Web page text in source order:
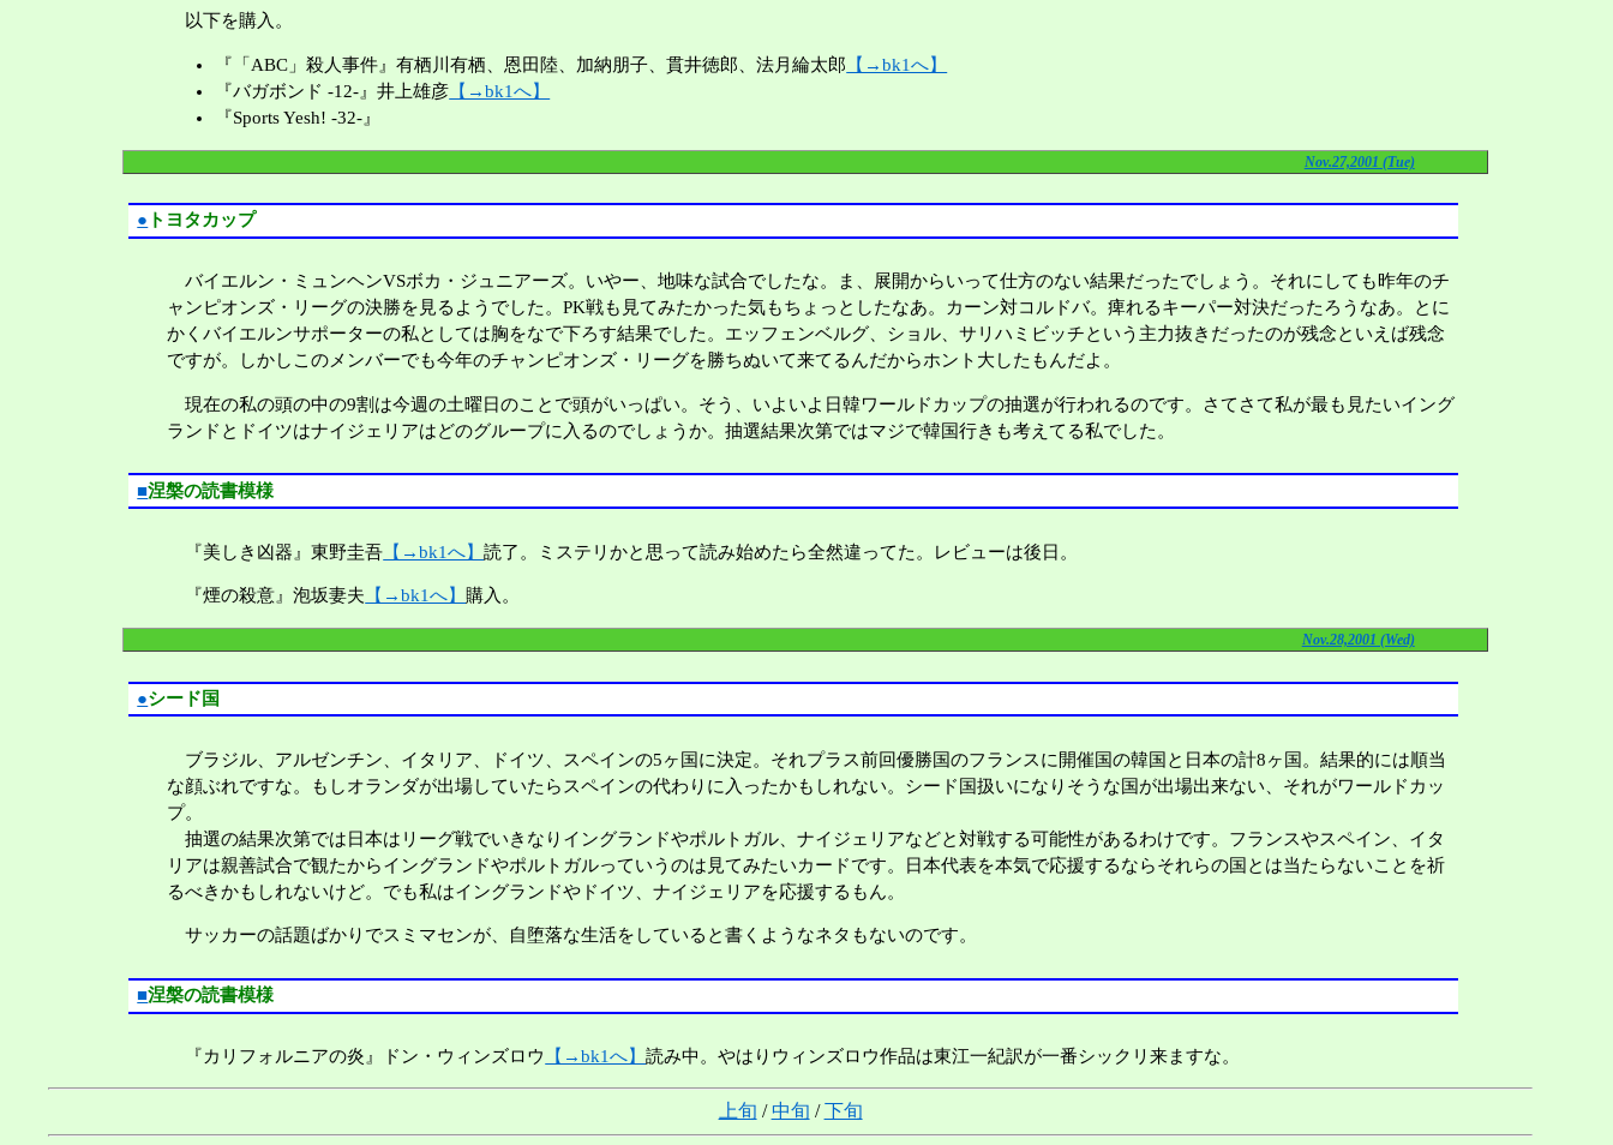
以下を購入。
『「ABC」殺人事件』有栖川有栖、恩田陸、加納朋子、貫井徳郎、法月綸太郎 【→bk1へ】
『バガボンド -12-』井上雄彦 【→bk1へ】
『Sports Yesh! -32-』
Nov.27,2001 (Tue)
● トヨタカップ
バイエルン・ミュンヘンVSボカ・ジュニアーズ。いやー、地味な試合でしたな。ま、展開からいって仕方のない結果だったでしょう。それにしても昨年のチ
ャンピオンズ・リーグの決勝を見るようでした。PK戦も見てみたかった気もちょっとしたなあ。カーン対コルドバ。痺れるキーパー対決だったろうなあ。とに
かくバイエルンサポーターの私としては胸をなで下ろす結果でした。エッフェンベルグ、ショル、サリハミビッチという主力抜きだったのが残念といえば残念
ですが。しかしこのメンバーでも今年のチャンピオンズ・リーグを勝ちぬいて来てるんだからホント大したもんだよ。
現在の私の頭の中の9割は今週の土曜日のことで頭がいっぱい。そう、いよいよ日韓ワールドカップの抽選が行われるのです。さてさて私が最も見たいイング
ランドとドイツはナイジェリアはどのグループに入るのでしょうか。抽選結果次第ではマジで韓国行きも考えてる私でした。
■涅槃の読書模様
『美しき凶器』東野圭吾 【→bk1へ】読了。ミステリかと思って読み始めたら全然違ってた。レビューは後日。
『煙の殺意』泡坂妻夫 【→bk1へ】購入。
Nov.28,2001 (Wed)
●シード国
ブラジル、アルゼンチン、イタリア、ドイツ、スペインの5ヶ国に決定。それプラス前回優勝国のフランスに開催国の韓国と日本の計8ヶ国。結果的には順当
な顔ぶれですな。もしオランダが出場していたらスペインの代わりに入ったかもしれない。シード国扱いになりそうな国が出場出来ない、それがワールドカッ
プ。
抽選の結果次第では日本はリーグ戦でいきなりイングランドやポルトガル、ナイジェリアなどと対戦する可能性があるわけです。フランスやスペイン、イタ
リアは親善試合で観たからイングランドやポルトガルっていうのは見てみたいカードです。日本代表を本気で応援するならそれらの国とは当たらないことを祈
るべきかもしれないけど。でも私はイングランドやドイツ、ナイジェリアを応援するもん。
サッカーの話題ばかりでスミマセンが、自堕落な生活をしていると書くようなネタもないのです。
■涅槃の読書模様
『カリフォルニアの炎』ドン・ウィンズロウ 【→bk1へ】読み中。やはりウィンズロウ作品は東江一紀訳が一番シックリ来ますな。
上旬 /中旬 /下旬